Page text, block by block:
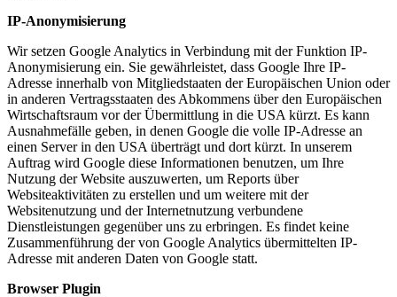
IP-Anonymisierung
Wir setzen Google Analytics in Verbindung mit der Funktion IP-
Anonymisierung ein. Sie gewährleistet, dass Google Ihre IP-
Adresse innerhalb von Mitgliedstaaten der Europäischen Union oder
in anderen Vertragsstaaten des Abkommens über den Europäischen
Wirtschaftsraum vor der Übermittlung in die USA kürzt. Es kann
Ausnahmefälle geben, in denen Google die volle IP-Adresse an
einen Server in den USA überträgt und dort kürzt. In unserem
Auftrag wird Google diese Informationen benutzen, um Ihre
Nutzung der Website auszuwerten, um Reports über
Websiteaktivitäten zu erstellen und um weitere mit der
Websitenutzung und der Internetnutzung verbundene
Dienstleistungen gegenüber uns zu erbringen. Es findet keine
Zusammenführung der von Google Analytics übermittelten IP-
Adresse mit anderen Daten von Google statt.
Browser Plugin